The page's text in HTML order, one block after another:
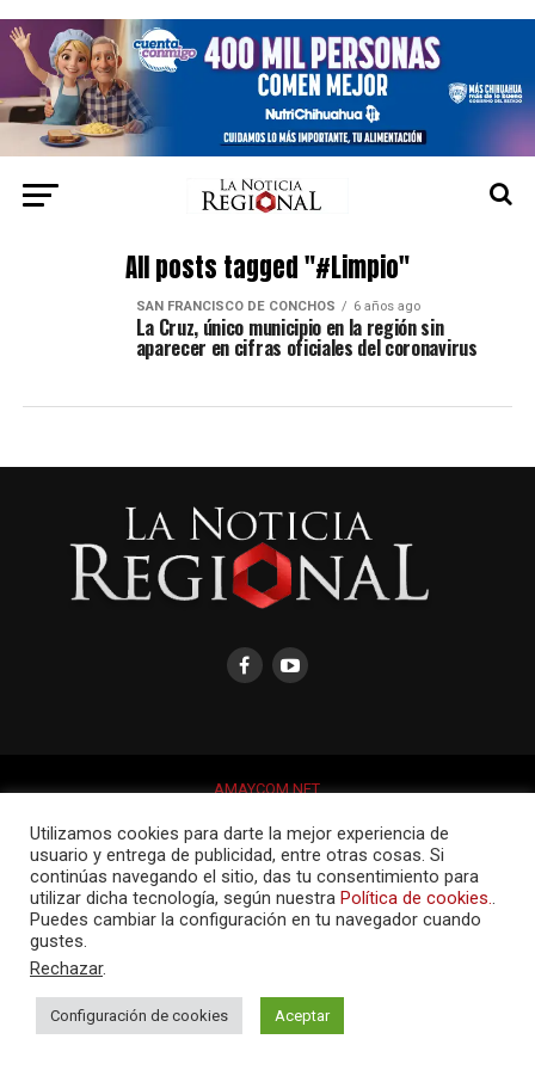
All posts tagged "#Limpio"
SAN FRANCISCO DE CONCHOS 6 años ago
La Cruz, único municipio en la región sin
aparecer en cifras oficiales del coronavirus
AMAYCOM.NET
Utilizamos cookies para darte la mejor experiencia de
usuario y entrega de publicidad, entre otras cosas. Si
continúas navegando el sitio, das tu consentimiento para
utilizar dicha tecnología, según nuestra Política de cookies..
Puedes cambiar la configuración en tu navegador cuando
gustes.
Rechazar.
Configuración de cookies Aceptar